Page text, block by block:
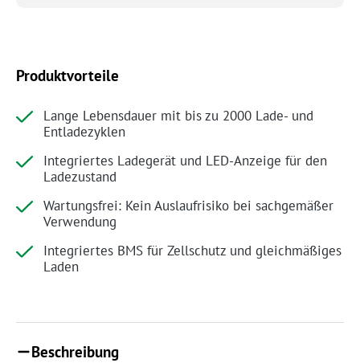
Produktvorteile
Lange Lebensdauer mit bis zu 2000 Lade- und
Entladezyklen
Integriertes Ladegerät und LED-Anzeige für den
Ladezustand
Wartungsfrei: Kein Auslaufrisiko bei sachgemäßer
Verwendung
Integriertes BMS für Zellschutz und gleichmäßiges
Laden
Beschreibung